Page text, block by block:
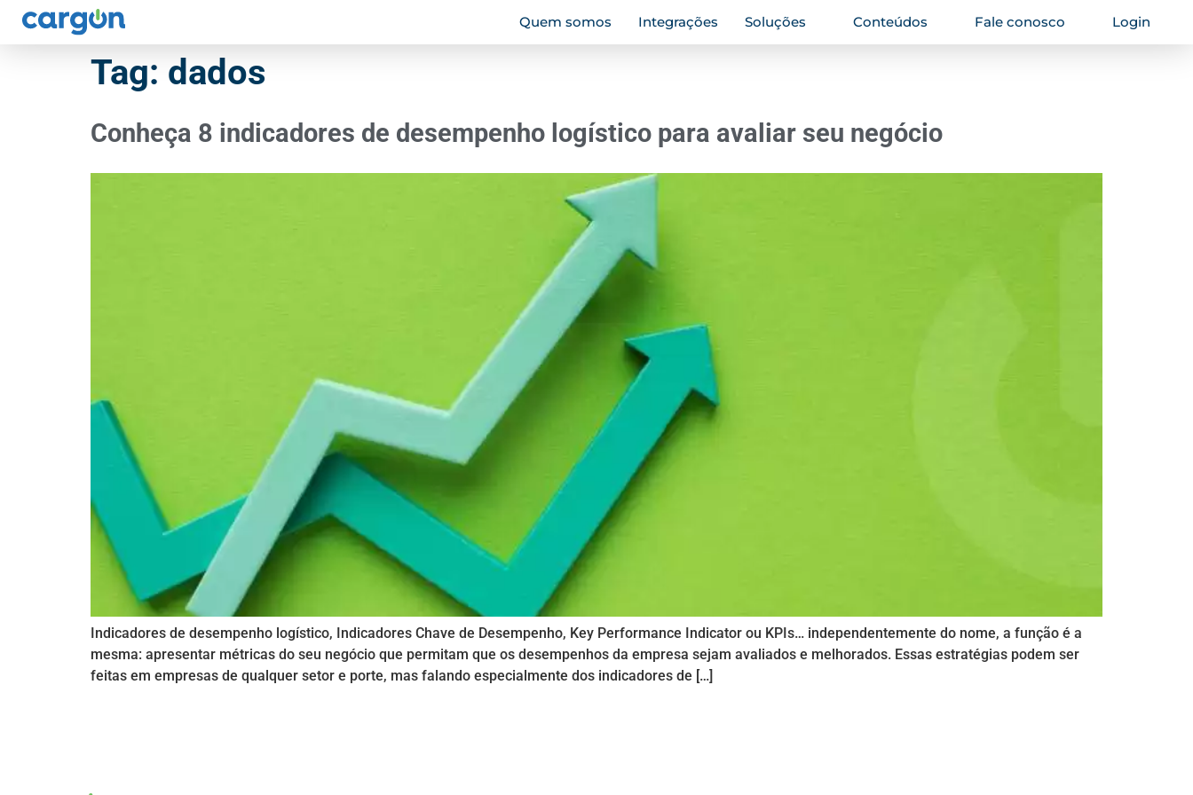
Quem somos Integrações Soluções Conteúdos Fale conosco Login
Tag: dados
Conheça 8 indicadores de desempenho logístico para avaliar seu negócio
Indicadores de desempenho logístico, Indicadores Chave de Desempenho, Key Performance Indicator ou KPIs… independentemente do nome, a função é a
mesma: apresentar métricas do seu negócio que permitam que os desempenhos da empresa sejam avaliados e melhorados. Essas estratégias podem ser
feitas em empresas de qualquer setor e porte, mas falando especialmente dos indicadores de […]